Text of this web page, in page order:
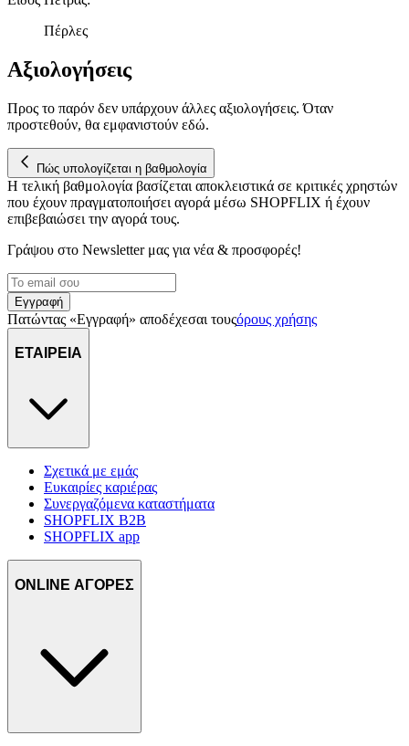
Πέρλες
Αξιολογήσεις
Προς το παρόν δεν υπάρχουν άλλες αξιολογήσεις. Όταν
προστεθούν, θα εμφανιστούν εδώ.
Πώς υπολογίζεται η βαθμολογία
Η τελική βαθμολογία βασίζεται αποκλειστικά σε κριτικές χρηστών
που έχουν πραγματοποιήσει αγορά μέσω SHOPFLIX ή έχουν
επιβεβαιώσει την αγορά τους.
Γράψου στο Νewsletter μας για νέα & προσφορές!
Εγγραφή
Πατώντας «Εγγραφή» αποδέχεσαι τουςόρους χρήσης
ΕΤΑΙΡΕΙΑ
Σχετικά με εμάς
Ευκαιρίες καριέρας
Συνεργαζόμενα καταστήματα
SHOPFLIX B2B
SHOPFLIX app
ONLINE ΑΓΟΡΕΣ